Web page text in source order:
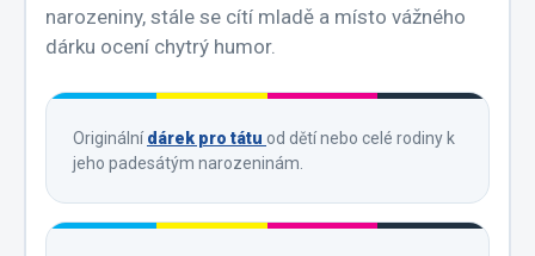
narozeniny, stále se cítí mladě a místo vážného
dárku ocení chytrý humor.
Originálnídárek pro tátu od dětí nebo celé rodiny k
jeho padesátým narozeninám.